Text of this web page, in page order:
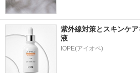
紫外線対策とスキンケ
液